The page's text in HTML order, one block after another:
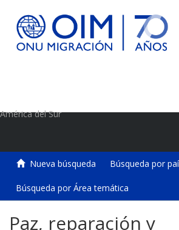
América del Sur
Nueva búsqueda Búsqueda por
Búsqueda por Área temática
Paz, reparación y